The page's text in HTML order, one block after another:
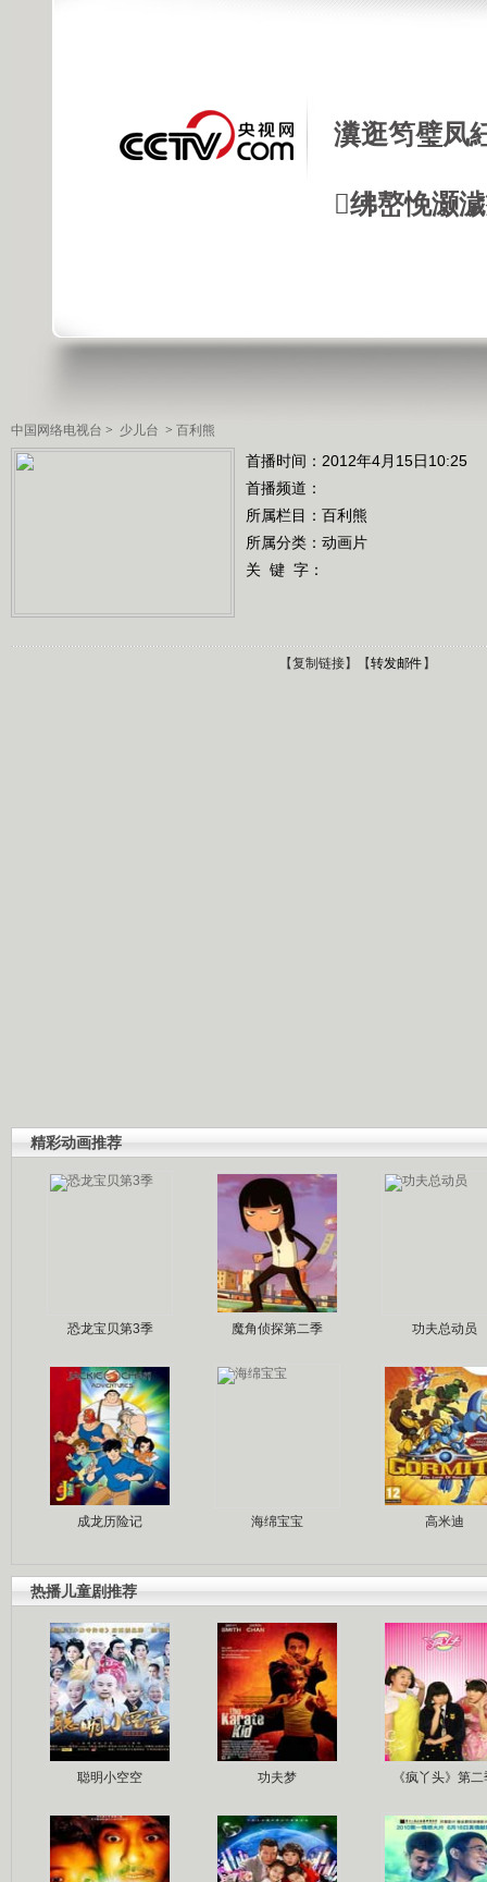
瀵逛笉璧凤
绋嶅悗灏
中国网络电视台 > 少儿台 > 百利熊
首播时间：2012年4月15日10:25
首播频道：
所属栏目： 百利熊
所属分类：动画片
关 键 字：
【复制链接】【转发邮件】
精彩动画推荐
恐龙宝贝第3季 魔角侦探第二季 功夫总动员
成龙历险记 海绵宝宝 高米迪
热播儿童剧推荐
聪明小空空 功夫梦 《疯丫头》第二